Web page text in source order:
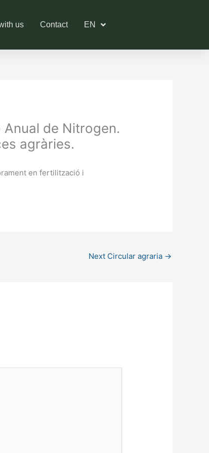
us Contact EN
Anual de Nitrogen.
agràries.
en fertilització i
Next Circular agraria →